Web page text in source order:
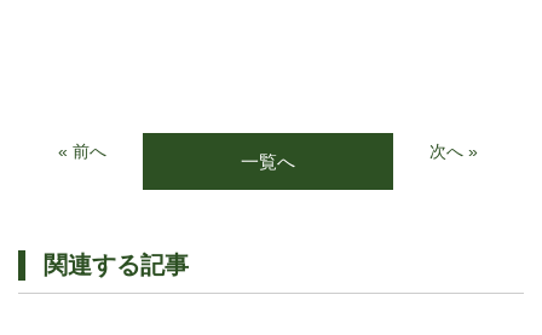
« 前へ 一覧へ 次へ »
関連する記事